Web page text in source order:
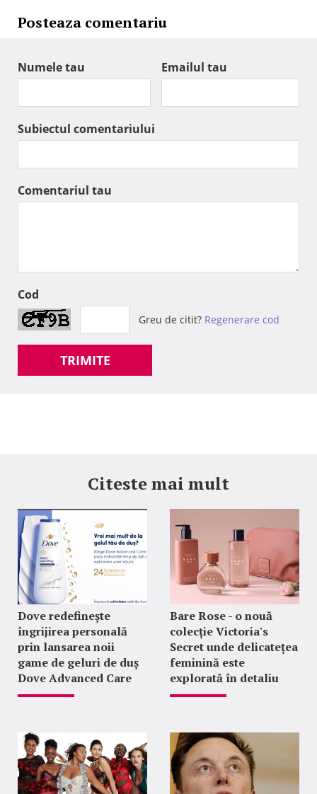
Posteaza comentariu
Numele tau Emailul tau
Subiectul comentariului
Comentariul tau
Cod
Greu de citit? Regenerare cod
TRIMITE
Citeste mai mult
Dove redefinește
îngrijirea personală
prin lansarea noii
game de geluri de duș
Dove Advanced Care
Bare Rose - o nouă
colecție Victoria's
Secret unde delicatețea
feminină este
explorată în detaliu